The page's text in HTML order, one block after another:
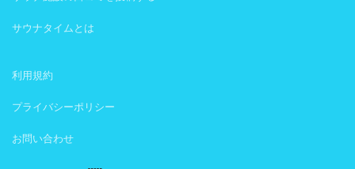
サウナタイムとは
利用規約
プライバシーポリシー
お問い合わせ